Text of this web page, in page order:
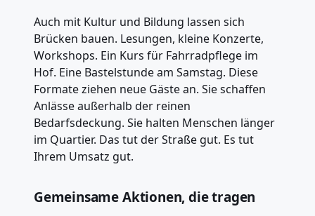
Auch mit Kultur und Bildung lassen sich
Brücken bauen. Lesungen, kleine Konzerte,
Workshops. Ein Kurs für Fahrradpflege im
Hof. Eine Bastelstunde am Samstag. Diese
Formate ziehen neue Gäste an. Sie schaffen
Anlässe außerhalb der reinen
Bedarfsdeckung. Sie halten Menschen länger
im Quartier. Das tut der Straße gut. Es tut
Ihrem Umsatz gut.
Gemeinsame Aktionen, die tragen